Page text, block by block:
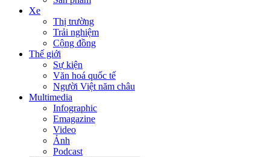
Xe
Thị trường
Trải nghiệm
Cộng đồng
Thế giới
Sự kiện
Văn hoá quốc tế
Người Việt năm châu
Multimedia
Infographic
Emagazine
Video
Ảnh
Podcast